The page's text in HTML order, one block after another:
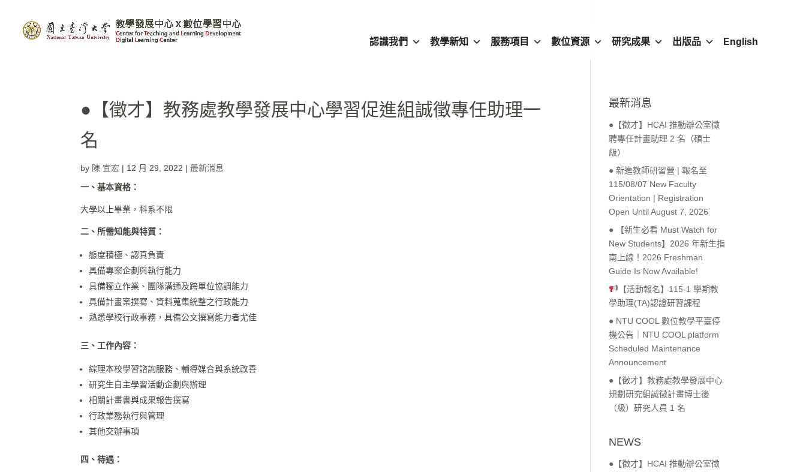
認識我們 教學新知 服務項目 數位資源 研究成果 出版品 English
●【徵才】教務處教學發展中心學習促進組誠徵專任助理一
名
by 陳 宜宏 | 12 月 29, 2022 |最新消息
一、基本資格：
大學以上畢業，科系不限
二、所需知能與特質：
態度積極、認真負責
具備專案企劃與執行能力
具備獨立作業、團隊溝通及跨單位協調能力
具備計畫案撰寫、資料蒐集統整之行政能力
熟悉學校行政事務，具備公文撰寫能力者尤佳
三、工作內容：
綜理本校學習諮詢服務、輔導媒合與系統改善
研究生自主學習活動企劃與辦理
相關計畫書與成果報告撰寫
行政業務執行與管理
其他交辦事項
四、待遇：
最新消息
●【徵才】HCAI 推動辦公室徵
聘專任計畫助理 2 名（碩士
級）
● 新進教師研習營 | 報名至
115/08/07 New Faculty
Orientation | Registration
Open Until August 7, 2026
● 【新生必看 Must Watch for
New Students】2026 年新生指
南上線！2026 Freshman
Guide Is Now Available!
【活動報名】115-1 學期教
學助理(TA)認證研習課程
● NTU COOL 數位教學平臺停
機公告｜NTU COOL platform
Scheduled Maintenance
Announcement
●【徵才】教務處教學發展中心
規劃研究組誠徵計畫博士後
（級）研究人員 1 名
NEWS
●【徵才】HCAI 推動辦公室徵